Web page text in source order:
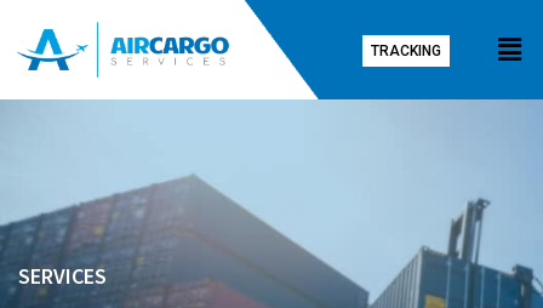
TRACKING
SERVICES